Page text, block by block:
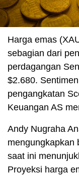
Harga emas
sebagian dari
perdagangan
$2.680.
pengangkatan
Keuangan AS
Andy Nugraha
mengungkapkan
saat ini
Proyeksi harga